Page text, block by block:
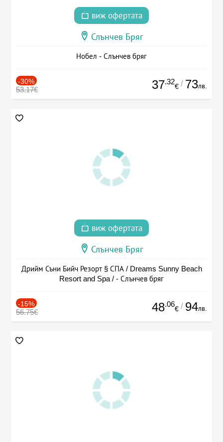
виж офертата
Слънчев Бряг
Нобел - Слънчев бряг
-30%
53.17€ 37.32
€ / 73лв.
виж офертата
Слънчев Бряг
Дрийм Съни Бийч Резорт § СПА / Dreams Sunny Beach
Resort and Spa / - Слънчев бряг
-15%
56.75€ 48.06
€ / 94лв.